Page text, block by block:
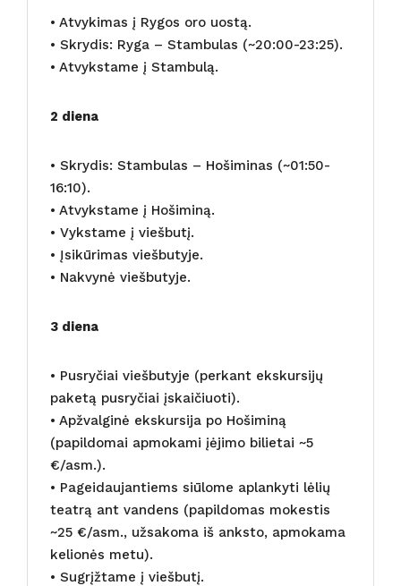
• Atvykimas į Rygos oro uostą.
• Skrydis: Ryga – Stambulas (~20:00-23:25).
• Atvykstame į Stambulą.
2 diena
• Skrydis: Stambulas – Hošiminas (~01:50-
16:10).
• Atvykstame į Hošiminą.
• Vykstame į viešbutį.
• Įsikūrimas viešbutyje.
• Nakvynė viešbutyje.
3 diena
• Pusryčiai viešbutyje (perkant ekskursijų
paketą pusryčiai įskaičiuoti).
• Apžvalginė ekskursija po Hošiminą
(papildomai apmokami įėjimo bilietai ~5
€/asm.).
• Pageidaujantiems siūlome aplankyti lėlių
teatrą ant vandens (papildomas mokestis
~25 €/asm., užsakoma iš anksto, apmokama
kelionės metu).
• Sugrįžtame į viešbutį.